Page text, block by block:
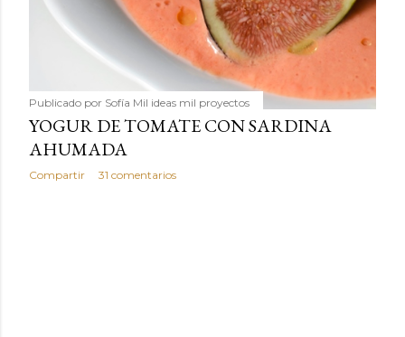
Publicado por Sofía Mil ideas mil proyectos
YOGUR DE TOMATE CON SARDINA
AHUMADA
Compartir 31 comentarios